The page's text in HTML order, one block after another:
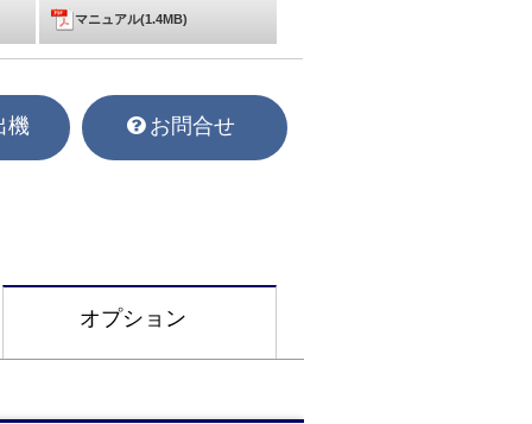
マニュアル(1.4MB)
機 お問合せ
オプション